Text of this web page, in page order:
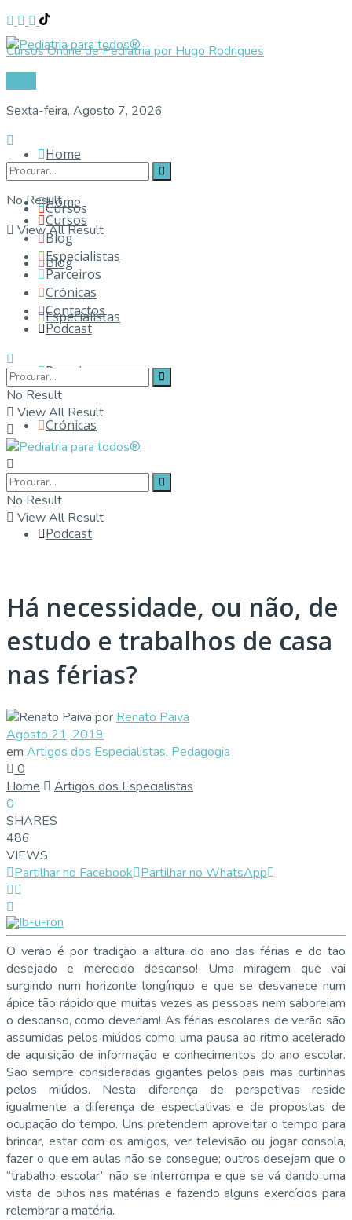
Cursos Online de Pediatria por Hugo Rodrigues
Sexta-feira, Agosto 7, 2026
No Result
View All Result
Home
Cursos
Blog
Especialistas
Parceiros
Crónicas
Contactos
Podcast
Home
Cursos
Blog
Especialistas
Parceiros
Crónicas
Contactos
Podcast
No Result
View All Result
No Result
View All Result
Há necessidade, ou não, de
estudo e trabalhos de casa
nas férias?
por Renato Paiva
Agosto 21, 2019
em Artigos dos Especialistas, Pedagogia
0
Home
Artigos dos Especialistas
0
SHARES
486
VIEWS
Partilhar no Facebook Partilhar no WhatsApp
O verão é por tradição a altura do ano das férias e do tão
desejado e merecido descanso! Uma miragem que vai
surgindo num horizonte longínquo e que se desvanece num
ápice tão rápido que muitas vezes as pessoas nem saboreiam
o descanso, como deveriam! As férias escolares de verão são
assumidas pelos miúdos como uma pausa ao ritmo acelerado
de aquisição de informação e conhecimentos do ano escolar.
São sempre consideradas gigantes pelos pais mas curtinhas
pelos miúdos. Nesta diferença de perspetivas reside
igualmente a diferença de espectativas e de propostas de
ocupação do tempo. Uns pretendem aproveitar o tempo para
brincar, estar com os amigos, ver televisão ou jogar consola,
fazer o que em aulas não se consegue; outros desejam que o
“trabalho escolar” não se interrompa e que se vá dando uma
vista de olhos nas matérias e fazendo alguns exercícios para
relembrar a matéria.